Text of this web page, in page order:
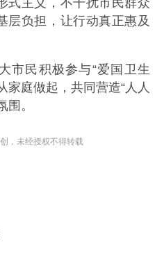
式主义，不干扰市民群众
层负担，让行动真正惠及
市民积极参与“爱国卫生
家庭做起，共同营造“人人
围。
，未经授权不得转载